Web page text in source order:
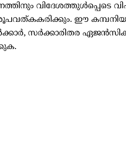
വിദേശത്തുൾപ്പെടെ
രൂപവത്കകരിക്കും. ഈ
സർക്കാരിതര